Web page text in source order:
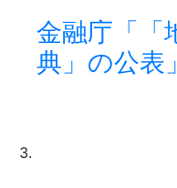
金融庁「「
典」の公表